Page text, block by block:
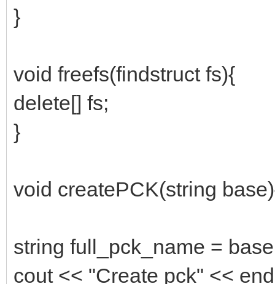
}
void freefs(findstruct fs){
delete[] fs;
}
void createPCK(string
string full_pck_name =
cout << "Create pck" <<